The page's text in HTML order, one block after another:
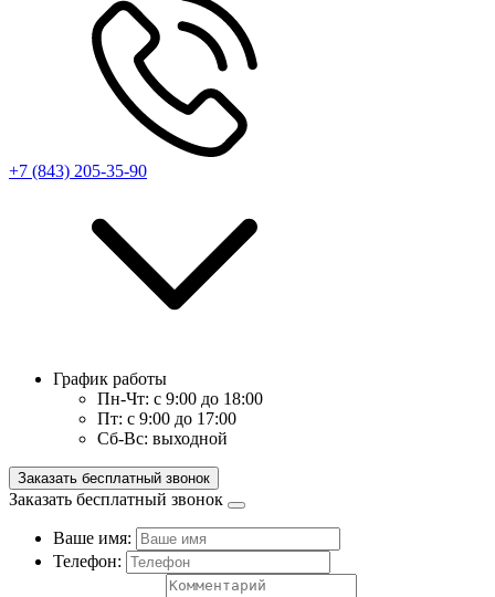
+7 (843) 205-35-90
График работы
Пн-Чт: с 9:00 до 18:00
Пт: с 9:00 до 17:00
Сб-Вс: выходной
Заказать бесплатный звонок
Заказать бесплатный звонок
Ваше имя:
Телефон: